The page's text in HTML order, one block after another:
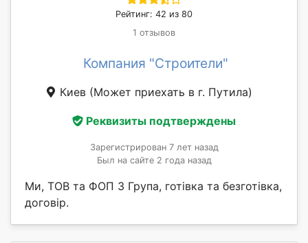
Рейтинг: 42 из 80
1 отзывов
Компания "Строители"
Киев (Может приехать в г. Путила)
Реквизиты подтверждены
Зарегистрирован 7 лет назад
Был на сайте 2 года назад
Ми, ТОВ та ФОП 3 Група, готівка та безготівка,
договір.